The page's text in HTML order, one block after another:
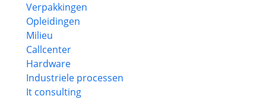
Verpakkingen
Opleidingen
Milieu
Callcenter
Hardware
Industriele processen
It consulting